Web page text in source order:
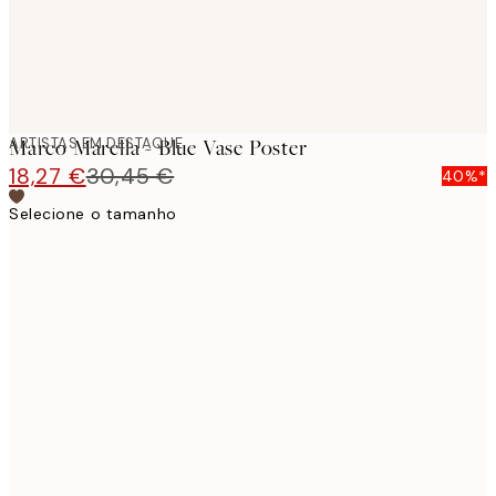
ARTISTAS EM DESTAQUE
Marco Marella - Blue Vase Poster
18,27 €30,45 €
40%*
Selecione o tamanho